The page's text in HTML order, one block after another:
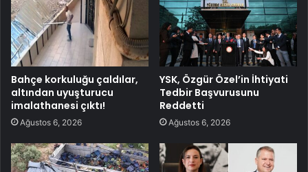
Bahçe korkuluğu çaldılar,
altından uyuşturucu
imalathanesi çıktı!
Ağustos 6, 2026
YSK, Özgür Özel’in İhtiyati
Tedbir Başvurusunu
Reddetti
Ağustos 6, 2026